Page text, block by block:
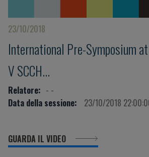
23/10/2018
International Pre-Symposium
V SCCH...
Relatore: - -
Data della sessione:
23/10/2018
GUARDA IL VIDEO